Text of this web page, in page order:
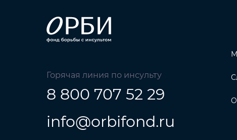
Горячая линия по инсульту
8 800 707 52 29
info@orbifond.ru